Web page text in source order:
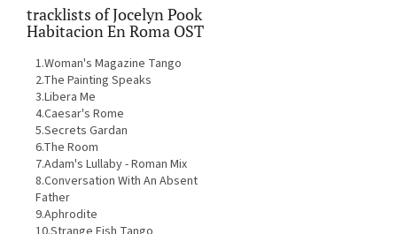
tracklists of Jocelyn Pook
Habitacion En Roma OST
1.Woman's Magazine Tango
2.The Painting Speaks
3.Libera Me
4.Caesar's Rome
5.Secrets Gardan
6.The Room
7.Adam's Lullaby - Roman Mix
8.Conversation With An Absent
Father
9.Aphrodite